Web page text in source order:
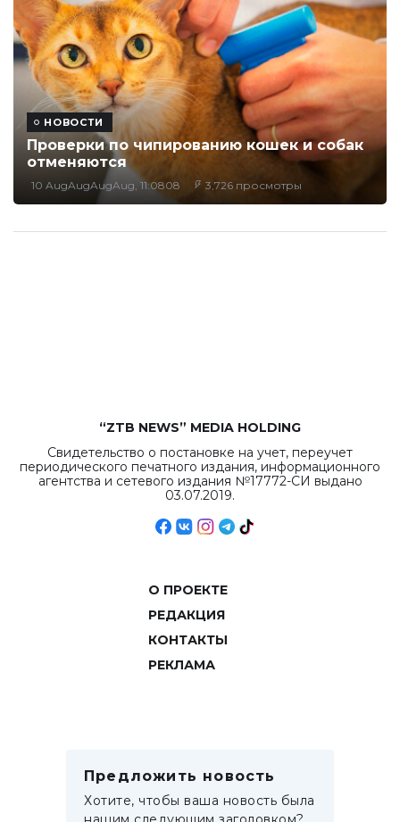
НОВОСТИ
Проверки по чипированию кошек и собак
отменяются
10 AugAugAugAug, 11:0808 3,726 просмотры
“ZTB NEWS” MEDIA HOLDING
Свидетельство о постановке на учет, переучет
периодического печатного издания, информационного
агентства и сетевого издания №17772-СИ выдано
03.07.2019.
О ПРОЕКТЕ
РЕДАКЦИЯ
КОНТАКТЫ
РЕКЛАМА
Предложить новость
Хотите, чтобы ваша новость была